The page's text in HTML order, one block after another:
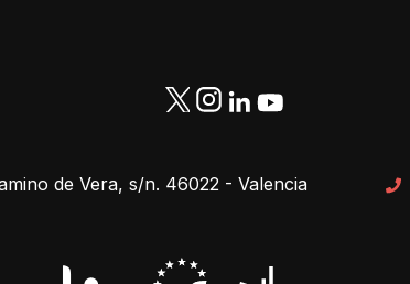
de Vera, s/n. 46022 - Valencia